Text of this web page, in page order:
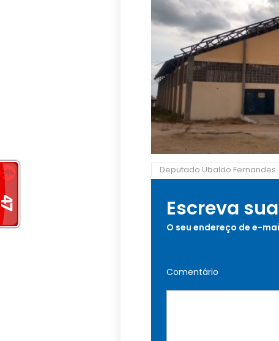
Deputado Ubaldo Fernandes
Escreva
O seu endereço de e-
Comentário